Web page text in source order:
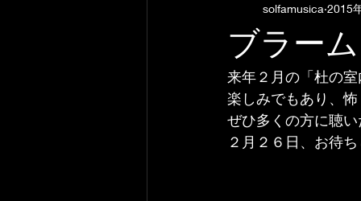
ブラー
solfamusica 2015
来年２月の「杜の
楽しみでもあり、
ぜひ多くの方に聴
２月２６日、お待